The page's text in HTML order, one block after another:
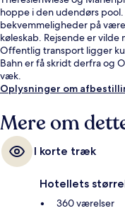
hoppe i den udendørs
bekvemmeligheder på
køleskab. Rejsende er
Offentlig transport ligger
Bahn er få skridt derfra og
væk.
Oplysninger om
Mere om
I korte træk
Hotellets
360 værelser